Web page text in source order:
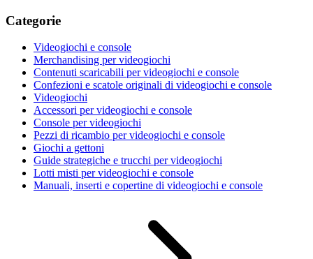
Categorie
Videogiochi e console
Merchandising per videogiochi
Contenuti scaricabili per videogiochi e console
Confezioni e scatole originali di videogiochi e console
Videogiochi
Accessori per videogiochi e console
Console per videogiochi
Pezzi di ricambio per videogiochi e console
Giochi a gettoni
Guide strategiche e trucchi per videogiochi
Lotti misti per videogiochi e console
Manuali, inserti e copertine di videogiochi e console